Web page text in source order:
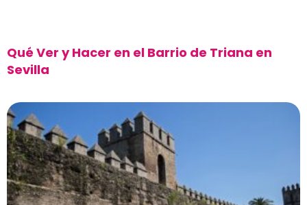
Qué Ver y Hacer en el Barrio de Triana en
Sevilla